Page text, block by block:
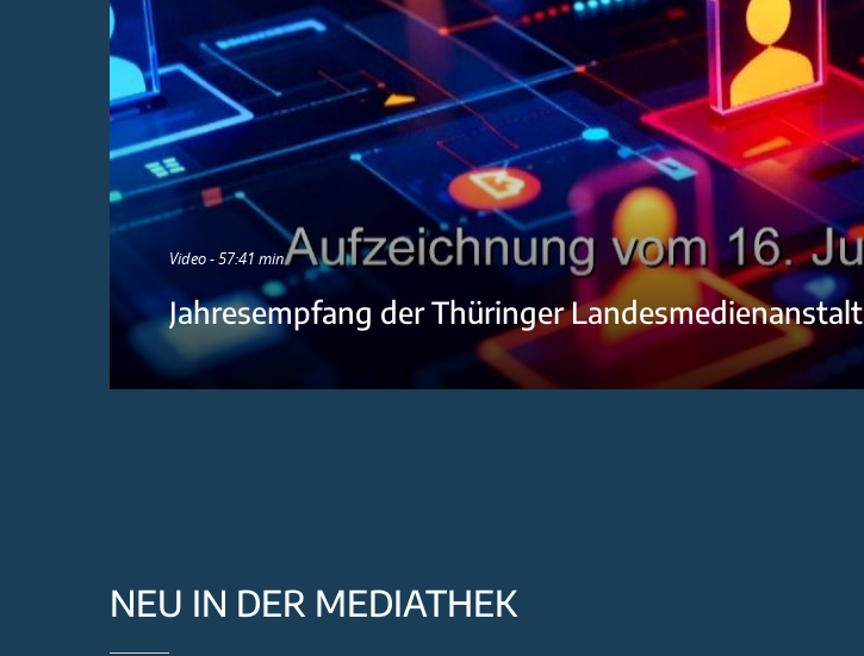
Video - 57:41 min
Jahresempfang der Thüringer Landesmedienanstalt
NEU IN DER MEDIATHEK